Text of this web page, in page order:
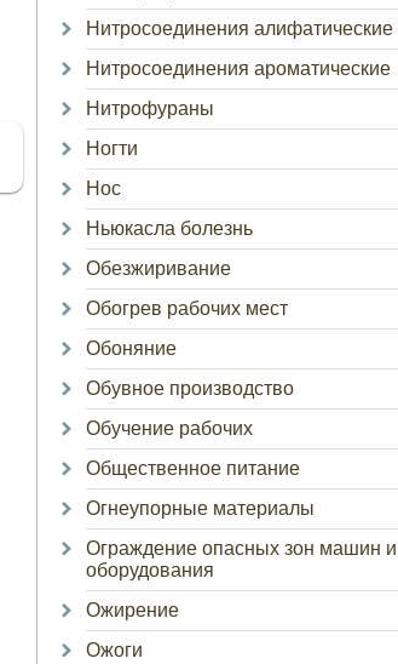
Нитросоединения алифатические
Нитросоединения ароматические
Нитрофураны
Ногти
Нос
Ньюкасла болезнь
Обезжиривание
Обогрев рабочих мест
Обоняние
Обувное производство
Обучение рабочих
Общественное питание
Огнеупорные материалы
Ограждение опасных зон машин и
оборудования
Ожирение
Ожоги